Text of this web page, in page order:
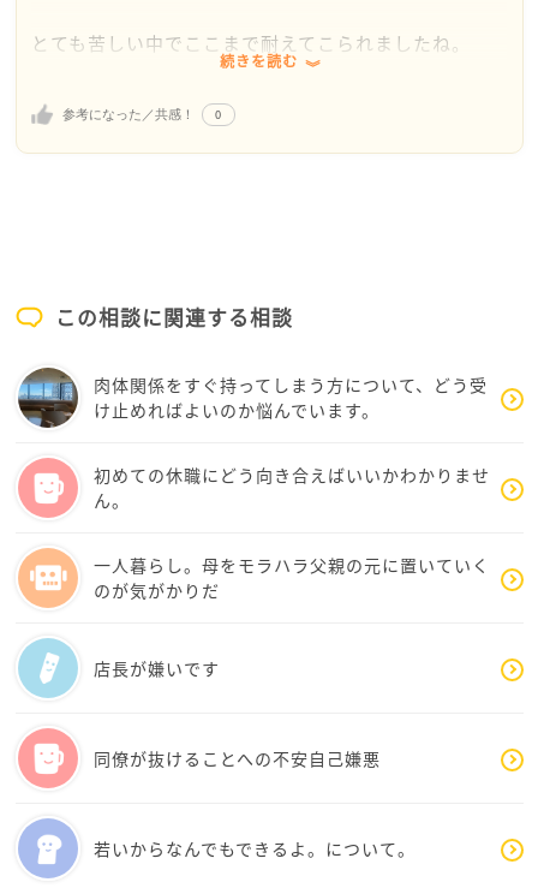
お金が全くなくても、お母様から離れてお子さんと安
全に暮らせる「一時保護（シェルター）」という制度
があります。まずは今お住まいの市役所や区役所のDV
相談窓口に連絡するか、東京都女性相談支援センター
☎03-5261-3110(区部) ☎042-522-4232(多摩地域 島
た時は、ためらわずに110番通報をしてください。警察
に相談実績を作ることで、避難する際の安全確保など
のサポートを受けやすくなります。
3. 通帳やカードの利用停止
た」と連絡して口座を止め、印鑑や暗証番号を変更し
て再発行すれば、お母様はお金を引き出せなくなりま
お母様は「暴れればお金が手に入る」と学習している
張ってこられました。これ以上、お子さんたちの笑顔
を犠牲にする必要はありません。まずは専門相談窓口
か。
こちらのHPにも専門相談窓口があるので、確認してみ
てくださいね。
https://www.mentor-cafe.metro.tokyo.lg.jp/consu
lt#01_woman
とても苦しい中でここまで耐えてこられましたね。
読んでいてまず感じたのは、「もう限界に近い状態な
のだろう」ということです。お金を自由に使えないこ
と、通帳を取られていること、渡さないと暴れられる
で空気を感じ取り、傷ついているのですよね。お母様
への怒りや「消えてほしい」と思うほどの感情が湧い
らだと思います。
と」ではなく、“逃げる準備”を少しずつ始めることで
す。
例えば、
・役所や女性相談窓口に相談する
・新しい口座を作る準備をする
・信頼できる人に現状を話しておく
・母親に知られない形で情報収集する
こうした小さな準備が、未来を変える力になります。
ぺぇさんは怠けているのでも、弱いのでもありませ
ん。長い間、支配的な環境の中で生き抜いてきた人で
す。
続きを読む
参考になった／共感！ 0
この相談に関連する相談
肉体関係をすぐ持ってしまう方について、どう受
け止めればよいのか悩んでいます。
初めての休職にどう向き合えばいいかわかりませ
ん。
一人暮らし。母をモラハラ父親の元に置いていく
のが気がかりだ
店長が嫌いです
同僚が抜けることへの不安自己嫌悪
若いからなんでもできるよ。について。